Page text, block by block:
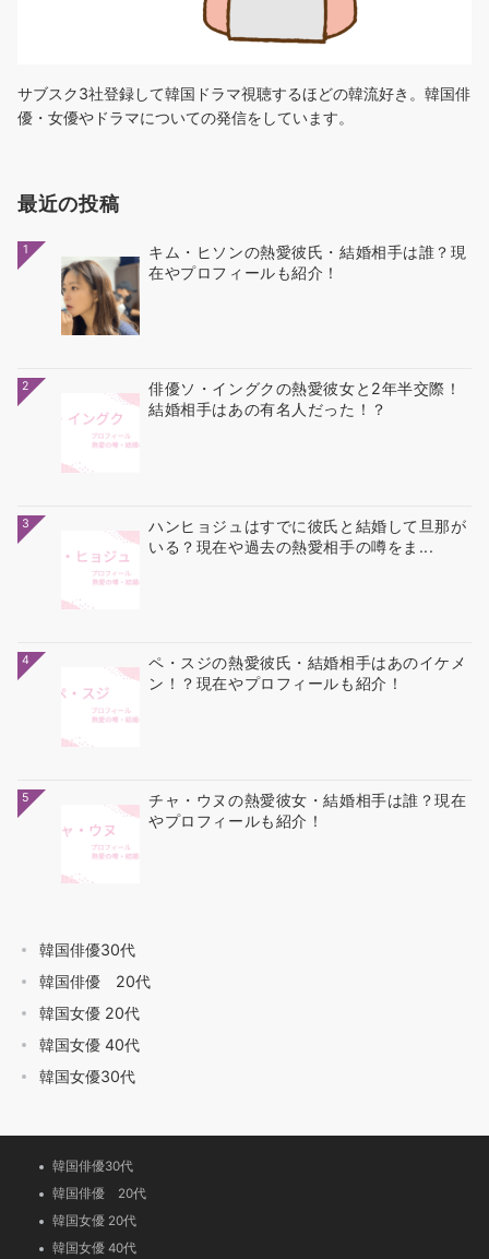
サブスク3社登録して韓国ドラマ視聴するほどの韓流好き。韓国俳
優・女優やドラマについての発信をしています。
最近の投稿
1
キム・ヒソンの熱愛彼氏・結婚相手は誰？現
在やプロフィールも紹介！
2
俳優ソ・イングクの熱愛彼女と2年半交際！
結婚相手はあの有名人だった！？
3
ハンヒョジュはすでに彼氏と結婚して旦那が
いる？現在や過去の熱愛相手の噂をま...
4
ペ・スジの熱愛彼氏・結婚相手はあのイケメ
ン！？現在やプロフィールも紹介！
5
チャ・ウヌの熱愛彼女・結婚相手は誰？現在
やプロフィールも紹介！
韓国俳優30代
韓国俳優 20代
韓国女優 20代
韓国女優 40代
韓国女優30代
韓国俳優30代
韓国俳優 20代
韓国女優 20代
韓国女優 40代